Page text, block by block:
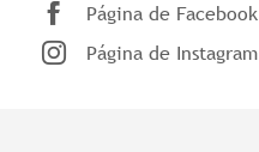
Página de Facebook
Página de Instagram